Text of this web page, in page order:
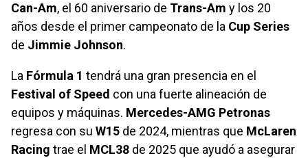
Can-Am, el 60 aniversario de Trans-Am y los 20
años desde el primer campeonato de la Cup Series
de Jimmie Johnson.
La Fórmula 1 tendrá una gran presencia en el
Festival of Speed con una fuerte alineación de
equipos y máquinas. Mercedes-AMG Petronas
regresa con su W15 de 2024, mientras que McLaren
Racing trae el MCL38 de 2025 que ayudó a asegurar